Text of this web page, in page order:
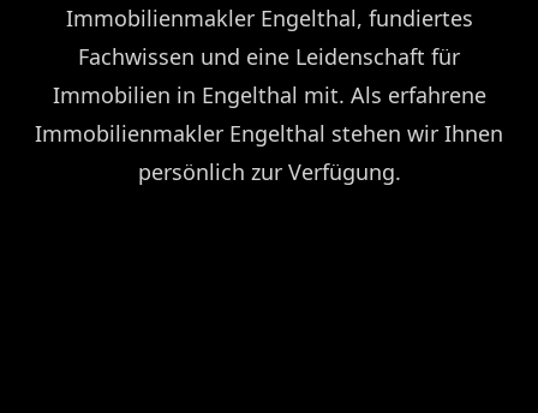
Immobilienmakler Engelthal, fundiertes
Fachwissen und eine Leidenschaft für
Immobilien in Engelthal mit. Als erfahrene
Immobilienmakler Engelthal stehen wir Ihnen
persönlich zur Verfügung.